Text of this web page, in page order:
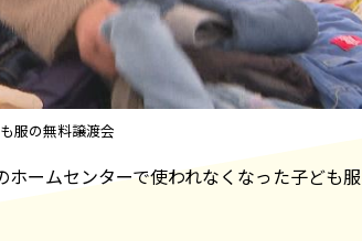
服の無料譲渡会
ームセンターで使われなくなった子ども